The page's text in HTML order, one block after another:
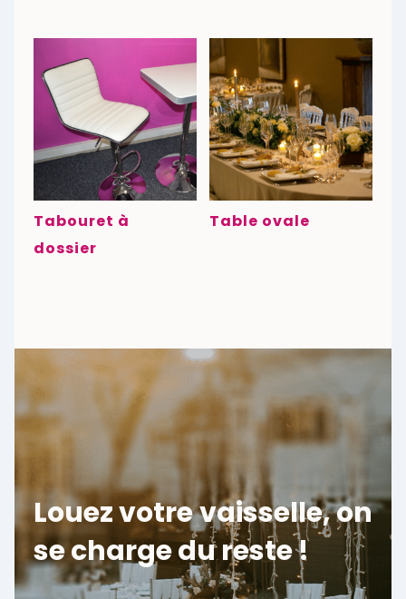
Tabouret à
dossier
Table ovale
Louez votre vaisselle, on
se charge du reste !